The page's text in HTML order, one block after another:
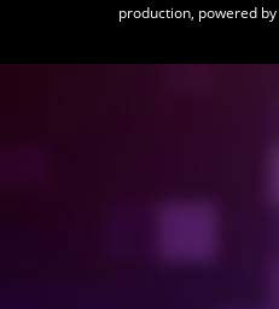
production, powered by